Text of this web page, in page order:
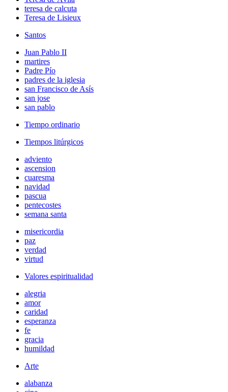
teresa de calcuta
Teresa de Lisieux
Santos
Juan Pablo II
martires
Padre Pío
padres de la iglesia
san Francisco de Asís
san jose
san pablo
Tiempo ordinario
Tiempos litúrgicos
adviento
ascension
cuaresma
navidad
pascua
pentecostes
semana santa
misericordia
paz
verdad
virtud
Valores espiritualidad
alegria
amor
caridad
esperanza
fe
gracia
humildad
Arte
alabanza